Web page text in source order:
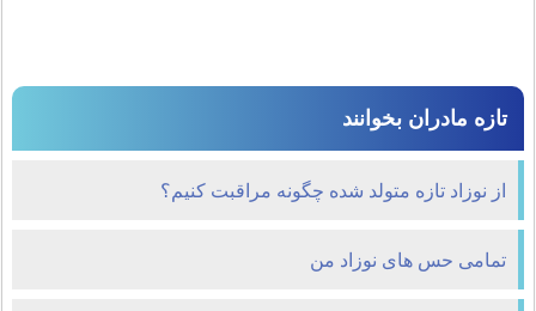
تازه مادران بخوانند
از نوزاد تازه متولد شده چگونه مراقبت کنیم؟
تمامی حس های نوزاد من